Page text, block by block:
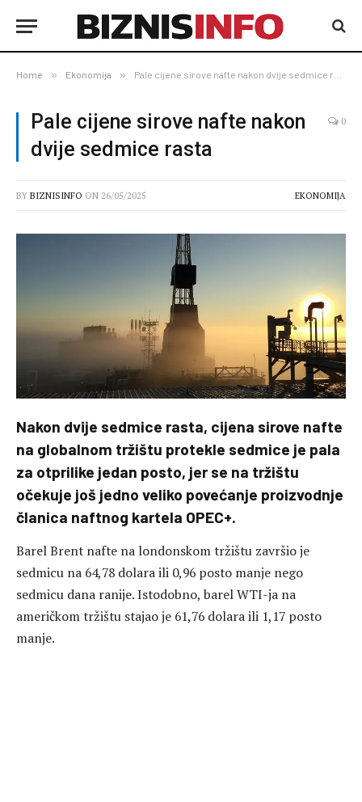
Home » Ekonomija » Pale cijene sirove nafte nakon dvije sedmice rasta
Pale cijene sirove nafte nakon
dvije sedmice rasta
0
BY BIZNISINFO ON 26/05/2025 EKONOMIJA
Nakon dvije sedmice rasta, cijena sirove nafte
na globalnom tržištu protekle sedmice je pala
za otprilike jedan posto, jer se na tržištu
očekuje još jedno veliko povećanje proizvodnje
članica naftnog kartela OPEC+.
Barel Brent nafte na londonskom tržištu završio je
sedmicu na 64,78 dolara ili 0,96 posto manje nego
sedmicu dana ranije. Istodobno, barel WTI-ja na
američkom tržištu stajao je 61,76 dolara ili 1,17 posto
manje.